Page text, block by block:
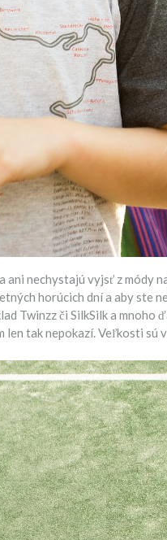
ani nechystajú vyjsť z módy
horúcich dní a aby ste
Twinzz či SilkSilk a
tak nepokazí. Veľkosti